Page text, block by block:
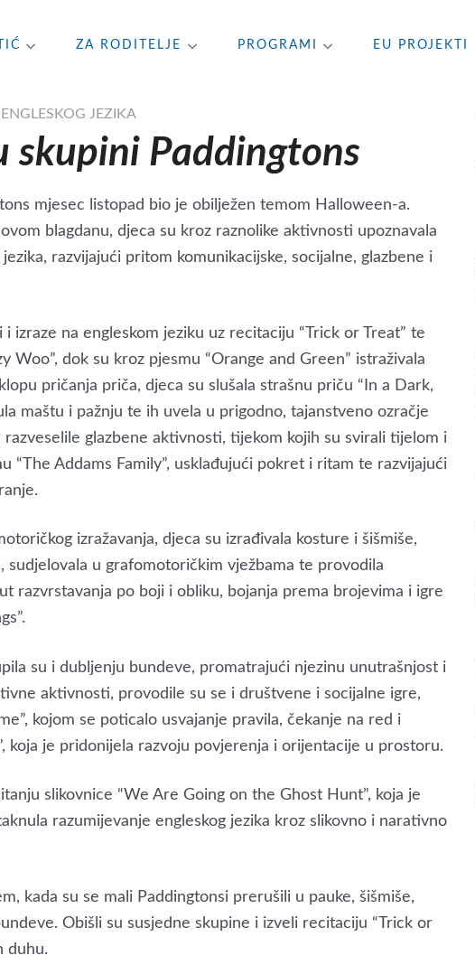
ZA RODITELJE PROGRAMI EU PROJEKTI
JEZIKA
skupini Paddingtons
mjesec listopad bio je obilježen temom Halloween-a.
blagdanu, djeca su kroz raznolike aktivnosti upoznavala
razvijajući pritom komunikacijske, socijalne, glazbene i
izraze na engleskom jeziku uz recitaciju “Trick or Treat” te
Woo”, dok su kroz pjesmu “Orange and Green” istraživala
pričanja priča, djeca su slušala strašnu priču “In a Dark,
maštu i pažnju te ih uvela u prigodno, tajanstveno ozračje
razveselile glazbene aktivnosti, tijekom kojih su svirali tijelom i
“The Addams Family”, usklađujući pokret i ritam te razvijajući
izražavanja, djeca su izrađivala kosture i šišmiše,
sudjelovala u grafomotoričkim vježbama te provodila
razvrstavanja po boji i obliku, bojanja prema brojevima i igre
su i dubljenju bundeve, promatrajući njezinu unutrašnjost i
aktivnosti, provodile su se i društvene i socijalne igre,
kojom se poticalo usvajanje pravila, čekanje na red i
koja je pridonijela razvoju povjerenja i orijentacije u prostoru.
slikovnice “We Are Going on the Ghost Hunt”, koja je
razumijevanje engleskog jezika kroz slikovno i narativno
kada su se mali Paddingtonsi prerušili u pauke, šišmiše,
Obišli su susjedne skupine i izveli recitaciju “Trick or
duhu.